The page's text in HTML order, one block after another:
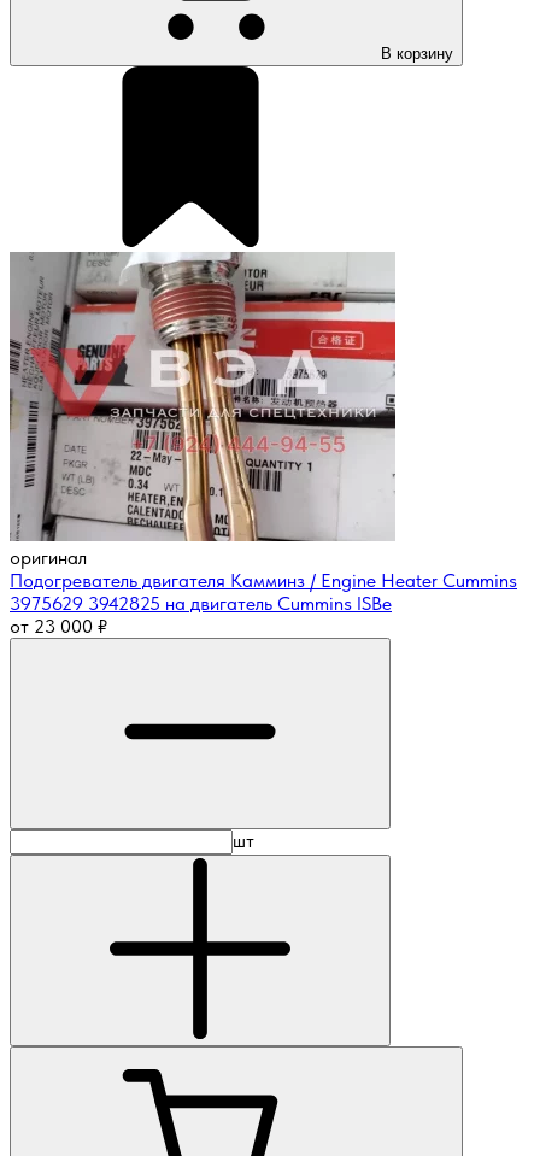
В корзину
оригинал
Подогреватель двигателя Камминз / Engine Heater Cummins
3975629 3942825 на двигатель Cummins ISBe
от 23 000 ₽
шт